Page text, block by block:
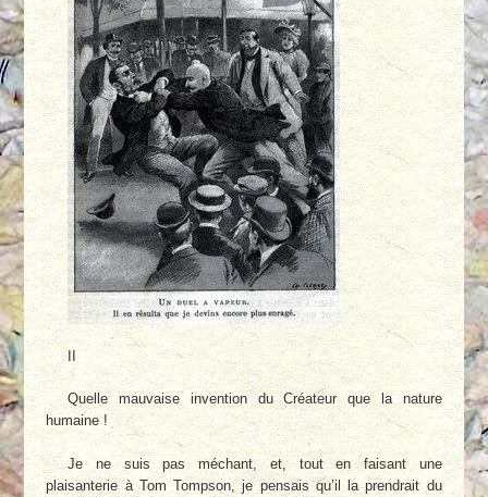
II
Quelle mauvaise invention du Créateur que la nature
humaine !
Je ne suis pas méchant, et, tout en faisant une
plaisanterie à Tom Tompson, je pensais qu’il la prendrait du